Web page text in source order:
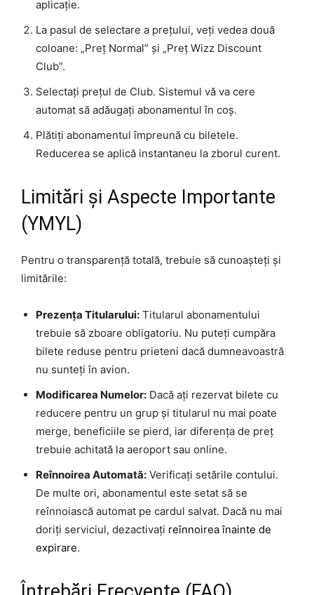
aplicație.
La pasul de selectare a prețului, veți vedea două
coloane: „Preț Normal” și „Preț Wizz Discount
Club”.
Selectați prețul de Club. Sistemul vă va cere
automat să adăugați abonamentul în coș.
Plătiți abonamentul împreună cu biletele.
Reducerea se aplică instantaneu la zborul curent.
Limitări și Aspecte Importante
(YMYL)
Pentru o transparență totală, trebuie să cunoașteți și
limitările:
Prezența Titularului: Titularul abonamentului
trebuie să zboare obligatoriu. Nu puteți cumpăra
bilete reduse pentru prieteni dacă dumneavoastră
nu sunteți în avion.
Modificarea Numelor: Dacă ați rezervat bilete cu
reducere pentru un grup și titularul nu mai poate
merge, beneficiile se pierd, iar diferența de preț
trebuie achitată la aeroport sau online.
Reînnoirea Automată: Verificați setările contului.
De multe ori, abonamentul este setat să se
reînnoiască automat pe cardul salvat. Dacă nu mai
doriți serviciul, dezactivați reînnoirea înainte de
expirare.